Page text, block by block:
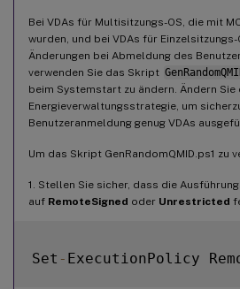
Bei VDAs für Multisitzungs-OS, die mit
wurden, und bei VDAs für Einzelsitzungs-
Änderungen bei Abmeldung des
verwenden Sie das Skript
beim Systemstart zu ändern. Ändern Sie
Energieverwaltungsstrategie, um
Benutzeranmeldung genug VDAs
Um das Skript GenRandomQMID.ps1 zu
1. Stellen Sie sicher, dass die
auf RemoteSigned oder Unrestricted
Set -